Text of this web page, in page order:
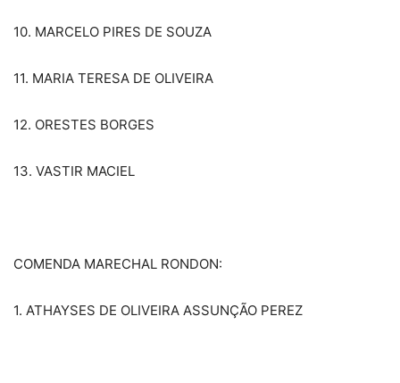
10. MARCELO PIRES DE SOUZA
11. MARIA TERESA DE OLIVEIRA
12. ORESTES BORGES
13. VASTIR MACIEL
COMENDA MARECHAL RONDON:
1. ATHAYSES DE OLIVEIRA ASSUNÇÃO PEREZ